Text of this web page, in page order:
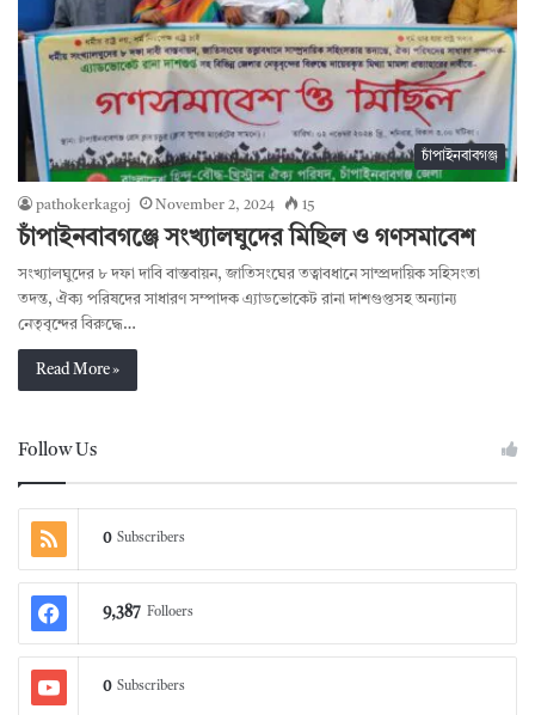
চাঁপাইনবাবগঞ্জ
pathokerkagoj November 2, 2024 15
চাঁপাইনবাবগঞ্জে সংখ্যালঘুদের মিছিল ও গণসমাবেশ
সংখ্যালঘুদের ৮ দফা দাবি বাস্তবায়ন, জাতিসংঘের তত্বাবধানে সাম্প্রদায়িক সহিসংতা
তদন্ত, ঐক্য পরিষদের সাধারণ সম্পাদক এ্যাডভোকেট রানা দাশগুপ্তসহ অন্যান্য
নেতৃবৃন্দের বিরুদ্ধে…
Read More »
Follow Us
0 Subscribers
9,387 Folloers
0 Subscribers